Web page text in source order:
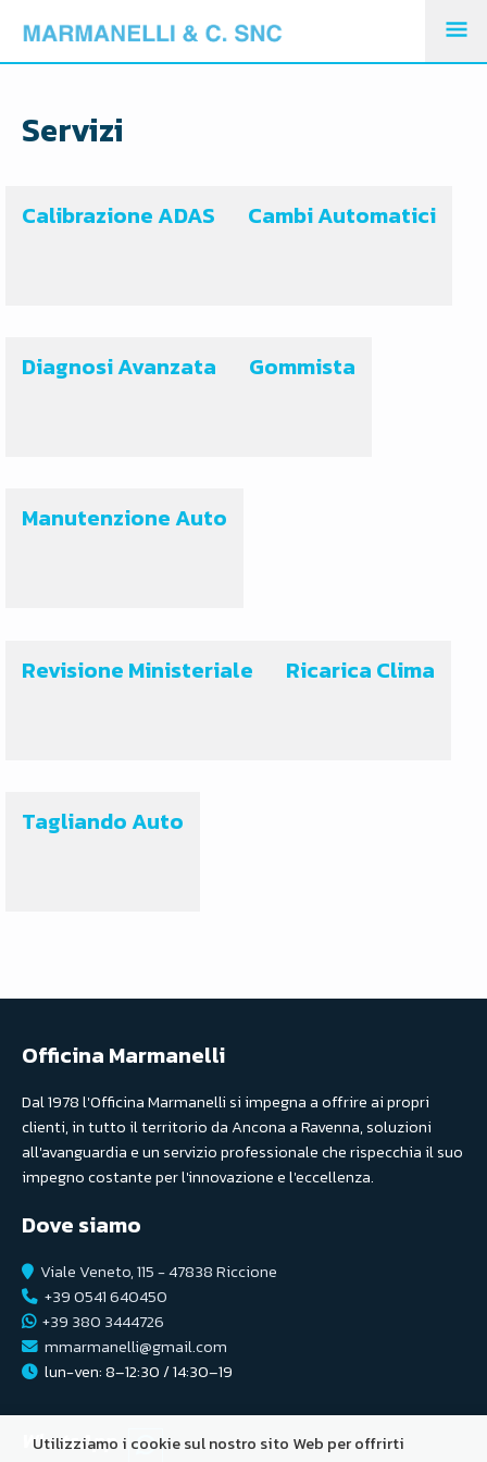
Servizi
Calibrazione ADAS Cambi Automatici
Diagnosi Avanzata Gommista
Manutenzione Auto
Revisione Ministeriale Ricarica Clima
Tagliando Auto
Officina Marmanelli
Dal 1978 l'Officina Marmanelli si impegna a offrire ai propri
clienti, in tutto il territorio da Ancona a Ravenna, soluzioni
all'avanguardia e un servizio professionale che rispecchia il suo
impegno costante per l'innovazione e l'eccellenza.
Dove siamo
Viale Veneto, 115 - 47838 Riccione
+39 0541 640450
+39 380 3444726
mmarmanelli@gmail.com
lun-ven: 8–12:30 / 14:30–19
WhatsApp
Utilizziamo i cookie sul nostro sito Web per offrirti